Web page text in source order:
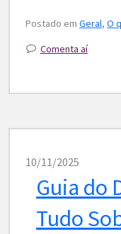
Postado em Geral, O
Comenta aí
10/11/2025
Guia do
Tudo